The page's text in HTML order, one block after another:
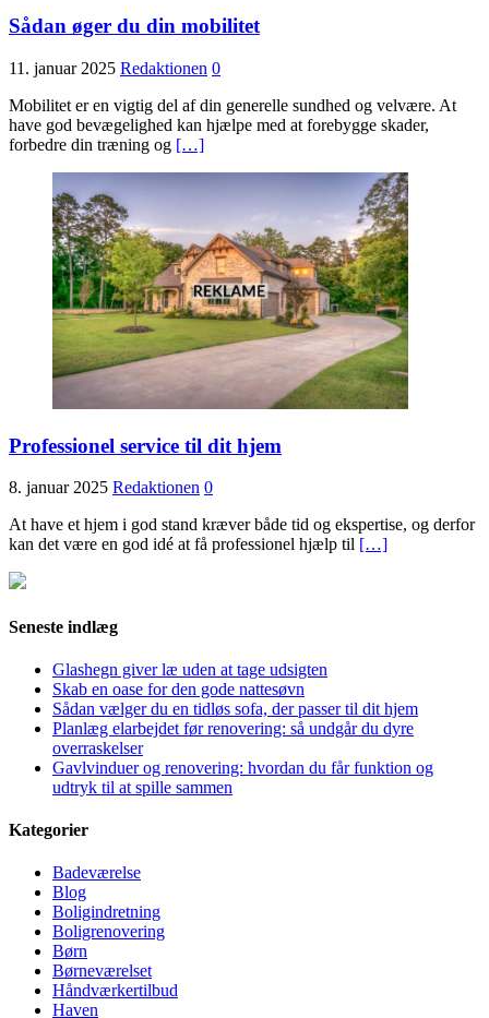
Sådan øger du din mobilitet
11. januar 2025 Redaktionen 0
Mobilitet er en vigtig del af din generelle sundhed og velvære. At
have god bevægelighed kan hjælpe med at forebygge skader,
forbedre din træning og […]
Professionel service til dit hjem
8. januar 2025 Redaktionen 0
At have et hjem i god stand kræver både tid og ekspertise, og derfor
kan det være en god idé at få professionel hjælp til […]
Seneste indlæg
Glashegn giver læ uden at tage udsigten
Skab en oase for den gode nattesøvn
Sådan vælger du en tidløs sofa, der passer til dit hjem
Planlæg elarbejdet før renovering: så undgår du dyre
overraskelser
Gavlvinduer og renovering: hvordan du får funktion og
udtryk til at spille sammen
Kategorier
Badeværelse
Blog
Boligindretning
Boligrenovering
Børn
Børneværelset
Håndværkertilbud
Haven